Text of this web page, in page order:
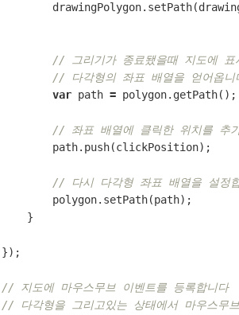
drawingPolygon. setPath(
// 그리기가 종료됐을때 지도에 표
// 다각형의 좌표 배열을 얻어옵니
var path = polygon. getPath();
// 좌표 배열에 클릭한 위치를 추
path. push(clickPosition);
// 다시 다각형 좌표 배열을 설정
polygon. setPath(path);
}
});
// 지도에 마우스무브 이벤트를 등록합니다
// 다각형을 그리고있는 상태에서 마우스무